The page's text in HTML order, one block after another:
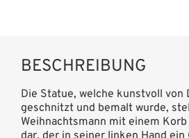
BESCHREIBUNG
Die Statue, welche kunstvoll von
geschnitzt und bemalt wurde,
Weihnachtsmann mit einem